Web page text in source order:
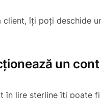
client, îți poți deschide
un
în lire sterline îți poate